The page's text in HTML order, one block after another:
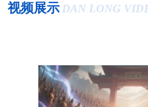
视频展示 DAN LONG